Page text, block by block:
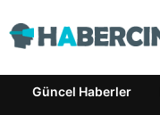
Güncel Haberler